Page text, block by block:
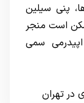
پنی سیلین
است منجر
سمی
در تهران